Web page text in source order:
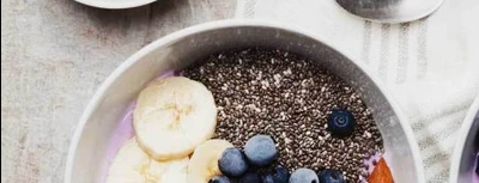
Υγεία Εσωτερισμός Ψυχολογία
Lifestyle Γλουτοί/πόδια